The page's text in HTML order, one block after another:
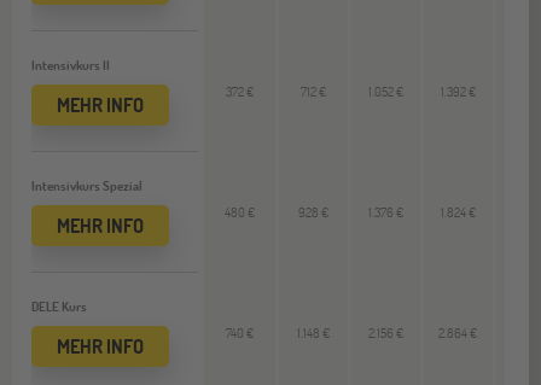
Intensivkurs II
MEHR INFO
Intensivkurs Spezial
MEHR INFO
DELE Kurs
MEHR INFO
372 € 712 € 1.052 € 1.392 €
480 € 928 € 1.376 € 1.824 €
740 € 1.148 € 2.156 € 2.864 €